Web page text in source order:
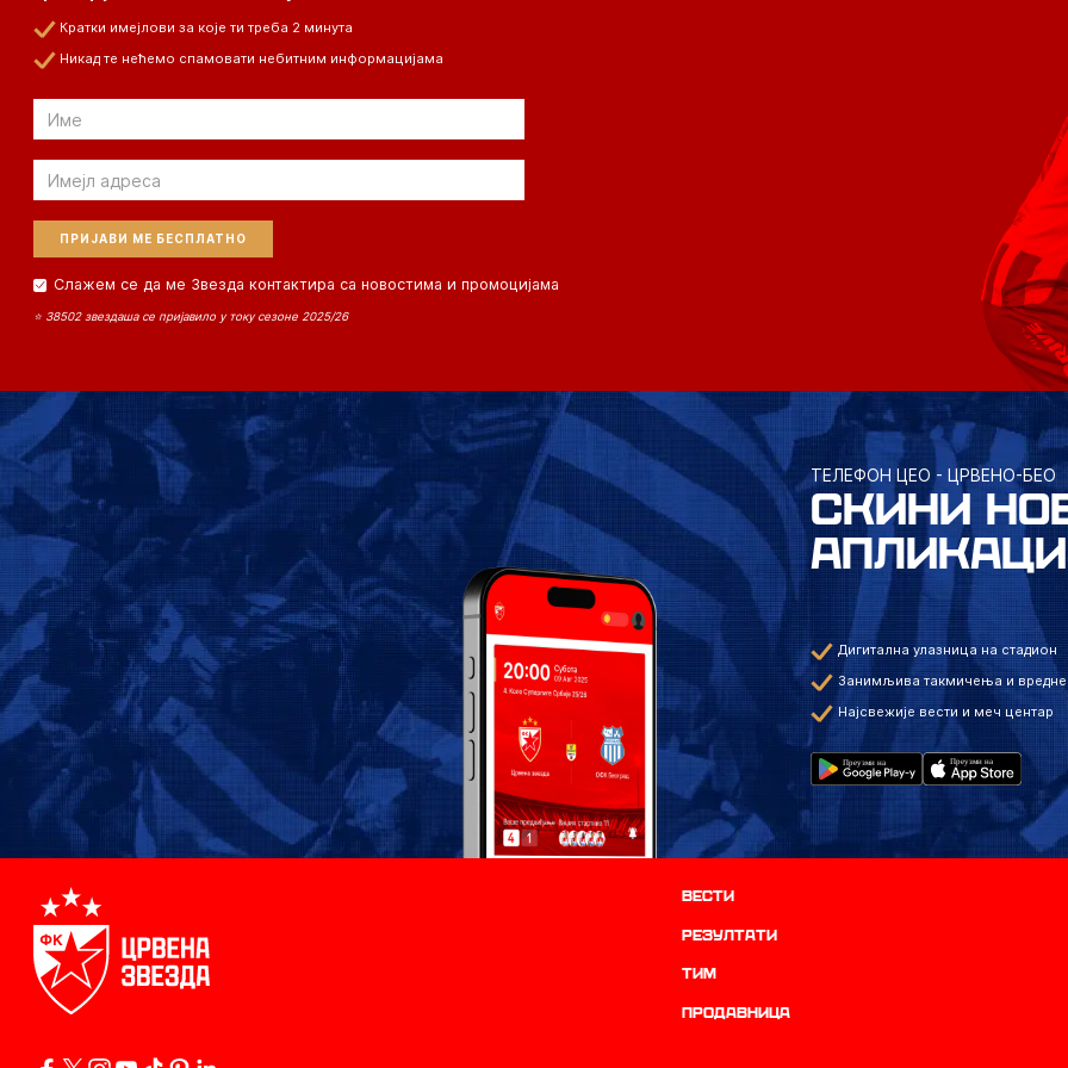
Кратки имејлови за које ти треба 2 минута
Никад те нећемо спамовати небитним информацијама
Email
Email
Слажем се да ме Звезда контактира са новостима и промоцијама
⭐ 38502 звездаша се пријавило у току сезоне 2025/26
ТЕЛЕФОН ЦЕО - ЦРВЕНО-БЕО
СКИНИ
Дигитална улазница на стадион
Занимљива такмичења и вредне
Најсвежије вести и меч центар
Вести
резултати
ТИМ
продавница